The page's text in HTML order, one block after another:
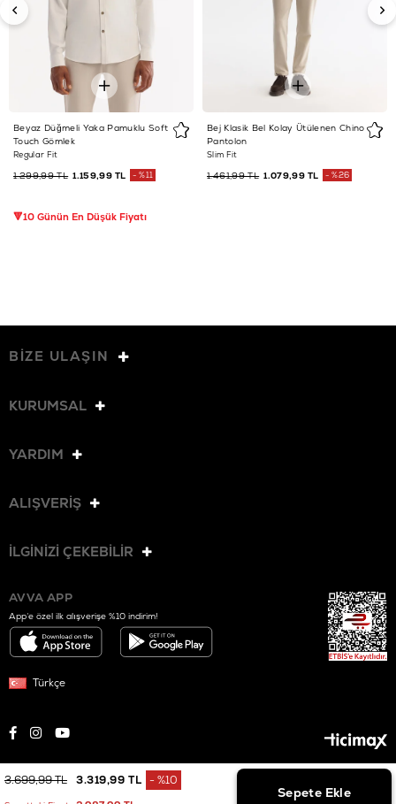
Beyaz Düğmeli Yaka Pamuklu Soft
Touch Gömlek
Regular Fit
1.159,99 TL
1.299,99 TL %11
🔻10 Günün En Düşük Fiyatı
Bej Klasik Bel Kolay Ütülenen Chino
Pantolon
Slim Fit
1.079,99 TL
1.461,99 TL %26
3.699,99 TL 3.319,99 TL %10
BİZE ULAŞIN
KURUMSAL
YARDIM
ALIŞVERİŞ
İLGİNİZİ ÇEKEBİLİR
AVVA APP
App’e özel ilk alışverişe %10 indirim!
Türkçe
© 2025 AVVA. Tüm hakları saklıdır.